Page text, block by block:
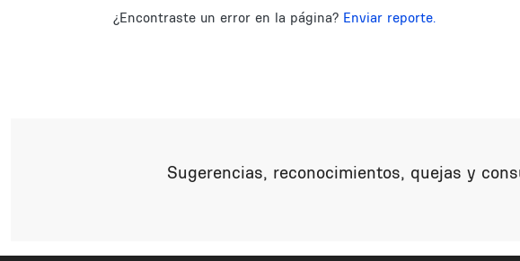
¿Encontraste un error en la página? Enviar reporte.
Sugerencias, reconocimientos, quejas y